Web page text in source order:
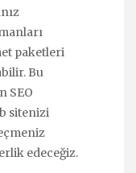
paketleri
Bu
SEO
sitenizi
edeceğiz.